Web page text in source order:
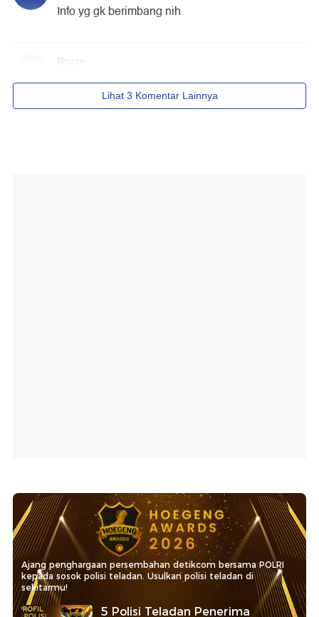
Ajang penghargaan persembahan detikcom bersama POLRI
kepada sosok polisi teladan. Usulkan polisi teladan di
sekitarmu!
5 Polisi Teladan Penerima